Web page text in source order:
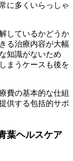
に多くいらっしゃ
しているかどうか
る治療内容が大幅
知識がないため
まうケースも後を
費の基本的な仕組
供する包括的サポ
葉ヘルスケア